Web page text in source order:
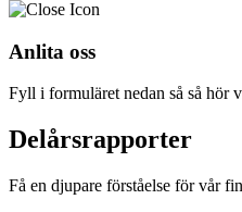
Anlita oss
Fyll i formuläret nedan så så hör
Delårsrapporter
Få en djupare förståelse för vår